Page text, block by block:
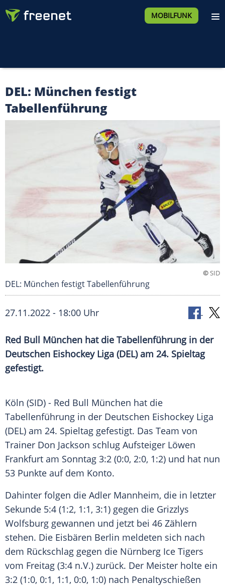
MOBILFUNK
DEL: München festigt
Tabellenführung
©SID
DEL: München festigt Tabellenführung
27.11.2022 - 18:00 Uhr
Red Bull München hat die Tabellenführung in der
Deutschen Eishockey Liga (DEL) am 24. Spieltag
gefestigt.
Köln (SID) - Red Bull München hat die
Tabellenführung in der Deutschen Eishockey Liga
(DEL) am 24. Spieltag gefestigt. Das Team von
Trainer Don Jackson schlug Aufsteiger Löwen
Frankfurt am Sonntag 3:2 (0:0, 2:0, 1:2) und hat nun
53 Punkte auf dem Konto.
Dahinter folgen die Adler Mannheim, die in letzter
Sekunde 5:4 (1:2, 1:1, 3:1) gegen die Grizzlys
Wolfsburg gewannen und jetzt bei 46 Zählern
stehen. Die Eisbären Berlin meldeten sich nach
dem Rückschlag gegen die Nürnberg Ice Tigers
vom Freitag (3:4 n.V.) zurück. Der Meister holte ein
3:2 (1:0, 0:1, 1:1, 0:0, 1:0) nach Penaltyschießen